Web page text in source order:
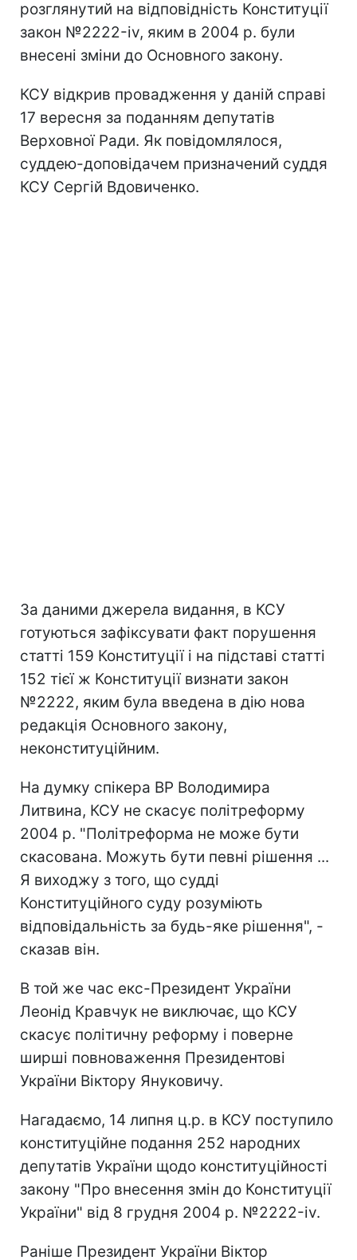
розглянутий на відповідність Конституції
закон №2222-iv, яким в 2004 р. були
внесені зміни до Основного закону.
КСУ відкрив провадження у даній справі
17 вересня за поданням депутатів
Верховної Ради. Як повідомлялося,
суддею-доповідачем призначений суддя
КСУ Сергій Вдовиченко.
За даними джерела видання, в КСУ
готуються зафіксувати факт порушення
статті 159 Конституції і на підставі статті
152 тієї ж Конституції визнати закон
№2222, яким була введена в дію нова
редакція Основного закону,
неконституційним.
На думку спікера ВР Володимира
Литвина, КСУ не скасує політреформу
2004 р. "Політреформа не може бути
скасована. Можуть бути певні рішення ...
Я виходжу з того, що судді
Конституційного суду розуміють
відповідальність за будь-яке рішення", -
сказав він.
В той же час екс-Президент України
Леонід Кравчук не виключає, що КСУ
скасує політичну реформу і поверне
ширші повноваження Президентові
України Віктору Януковичу.
Нагадаємо, 14 липня ц.р. в КСУ поступило
конституційне подання 252 народних
депутатів України щодо конституційності
закону "Про внесення змін до Конституції
України" від 8 грудня 2004 р. №2222-iv.
Раніше Президент України Віктор